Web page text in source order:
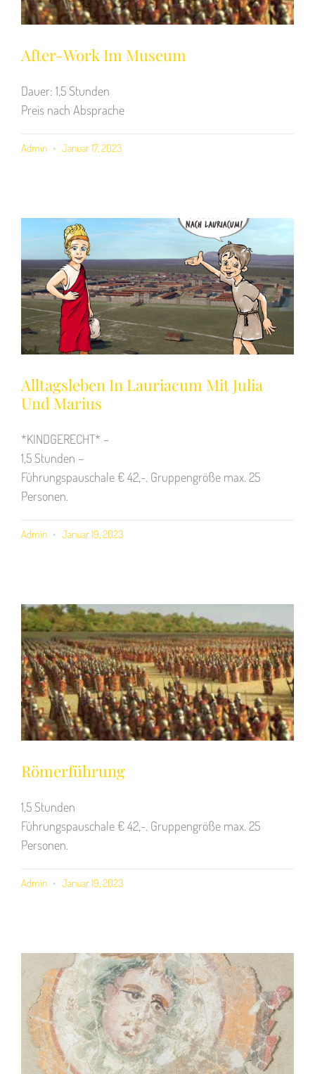
After-Work Im Museum
Dauer: 1,5 Stunden
Preis nach Absprache
Admin Januar 17, 2023
Alltagsleben In Lauriacum Mit Julia
Und Marius
*KINDGERECHT* –
1,5 Stunden –
Führungspauschale € 42,-. Gruppengröße max. 25
Personen.
Admin Januar 19, 2023
Römerführung
1,5 Stunden
Führungspauschale € 42,-. Gruppengröße max. 25
Personen.
Admin Januar 19, 2023